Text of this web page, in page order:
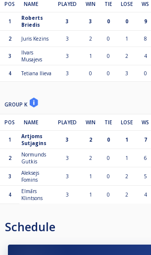
POS NAME PLAYED WIN TIE LOSE WS
1
Roberts
Briedis
3 3 0 0 9
2 Juris Kezins 3 2 0 1 8
3
Ilvars
Musajevs
3 1 0 2 4
4 Tetiana Ilieva 3 0 0 3 0
GROUP K
POS NAME PLAYED WIN TIE LOSE WS
1
Artjoms
Sutjagins
3 2 0 1 7
2
Normunds
Gutkis
3 2 0 1 6
3
Aleksejs
Fomins
3 1 0 2 5
4
Elmārs
Klintsons
3 1 0 2 4
Schedule